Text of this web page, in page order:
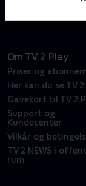
Om TV 2 Play
Priser og
Her kan du se TV
Gavekort til TV 2
Support og
Kundecenter
Vilkår og
TV 2 NEWS i
rum